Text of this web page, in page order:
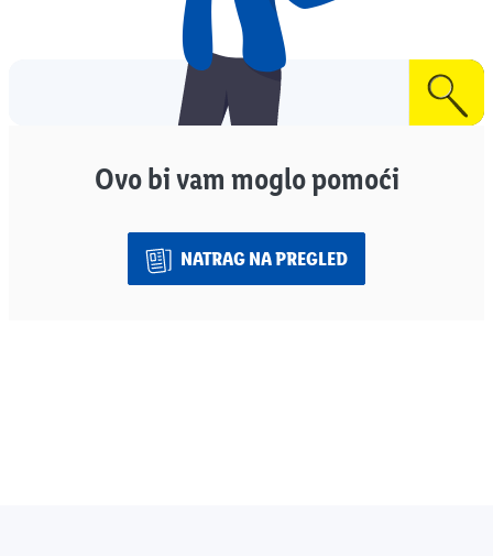
Ovo bi vam moglo pomoći
NATRAG NA PREGLED